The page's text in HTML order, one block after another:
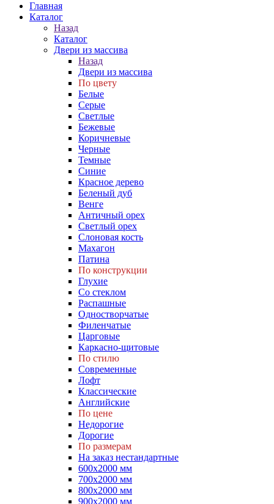
Главная
Каталог
Назад
Каталог
Двери из массива
Назад
Двери из массива
По цвету
Белые
Серые
Светлые
Бежевые
Коричневые
Черные
Темные
Синие
Красное дерево
Беленый дуб
Венге
Античный орех
Светлый орех
Слоновая кость
Махагон
Патина
По конструкции
Глухие
Со стеклом
Распашные
Одностворчатые
Филенчатые
Царговые
Каркасно-щитовые
По стилю
Современные
Лофт
Классические
Английские
По цене
Недорогие
Дорогие
По размерам
На заказ нестандартные
600х2000 мм
700х2000 мм
800х2000 мм
900х2000 мм